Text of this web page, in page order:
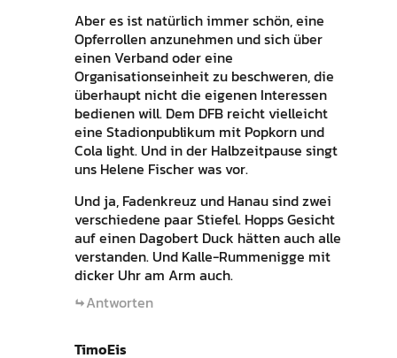
Aber es ist natürlich immer schön, eine
Opferrollen anzunehmen und sich über
einen Verband oder eine
Organisationseinheit zu beschweren, die
überhaupt nicht die eigenen Interessen
bedienen will. Dem DFB reicht vielleicht
eine Stadionpublikum mit Popkorn und
Cola light. Und in der Halbzeitpause singt
uns Helene Fischer was vor.
Und ja, Fadenkreuz und Hanau sind zwei
verschiedene paar Stiefel. Hopps Gesicht
auf einen Dagobert Duck hätten auch alle
verstanden. Und Kalle-Rummenigge mit
dicker Uhr am Arm auch.
Antworten
TimoEis